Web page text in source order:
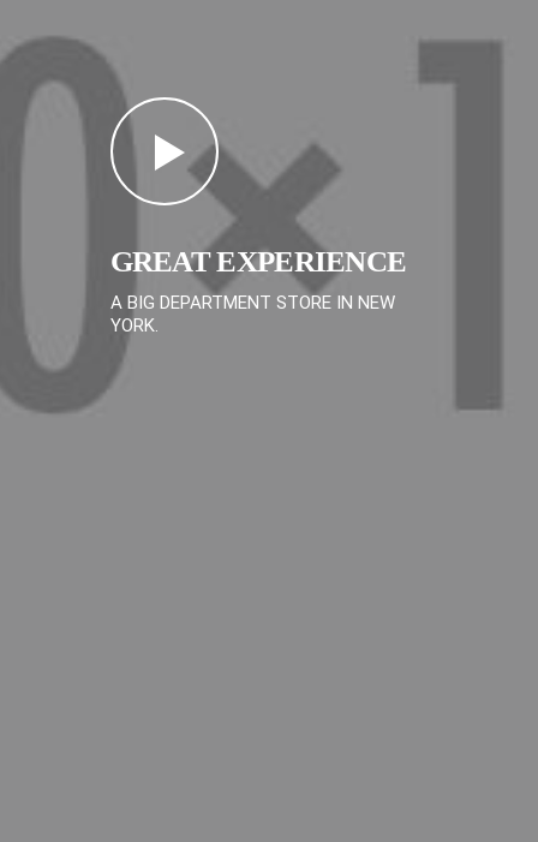
GREAT EXPERIENCE
A BIG DEPARTMENT STORE IN NEW
YORK.